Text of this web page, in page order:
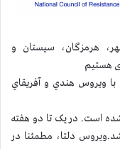
هرمزگان، سیستان و
هستیم
ويروس هندي و آفريقاي
است. در یک تا دو هفته
دلتا، مطمئنا در